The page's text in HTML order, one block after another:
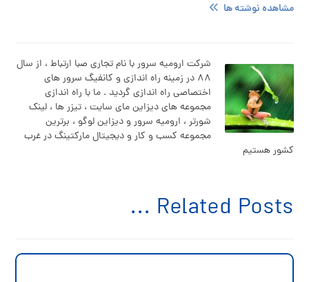
مشاهده نوشته ها
شرکت ارومیه سرور با نام تجاری صبا ارتباط ، از سال
۸۸ در زمینه راه اندازی و کانفیگ سرور های
اختصاصی راه اندازی گردید . ما با راه اندازی
مجموعه های دیزاین مای سایت ، تیزر ها ، لینک
شورتر ، ارومیه سرور و دیزاین لوگو ، برترین
مجموعه کسب و کار و دیجیتال مارکتینگ در غرب
کشور هستیم
Related Posts ...